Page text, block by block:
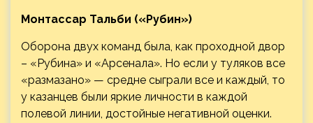
Монтассар Тальби («Рубин»)
Оборона двух команд была, как проходной двор
– «Рубина» и «Арсенала». Но если у туляков все
«размазано» — средне сыграли все и каждый, то
у казанцев были яркие личности в каждой
полевой линии, достойные негативной оценки.